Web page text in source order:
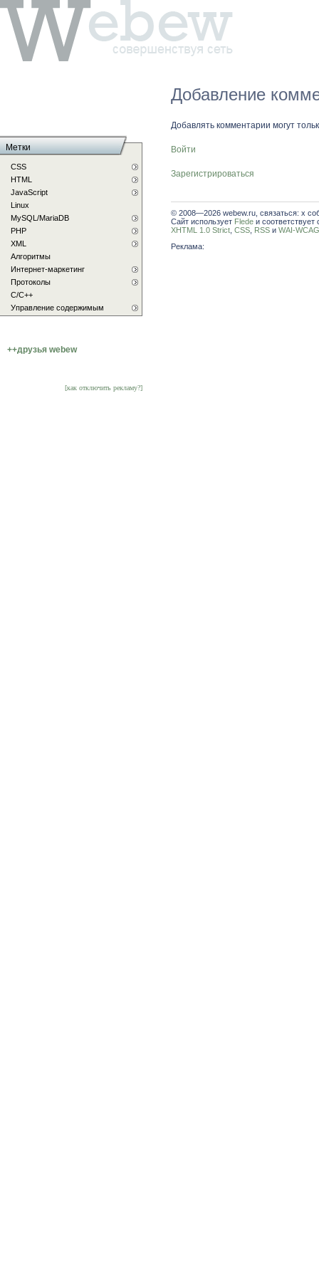
Добавление
Добавлять комментарии могут
Войти
Зарегистрироваться
© 2008—2026 webew.ru, связаться: x
Сайт использует Flede и соответствует
XHTML 1.0 Strict CSS RSS и WAI-
Реклама:
Метки
CSS
HTML
JavaScript
Linux
MySQL/MariaDB
PHP
XML
Алгоритмы
Интернет-маркетинг
Протоколы
С/C++
Управление содержимым
++друзья webew
[как отключить рекламу?]